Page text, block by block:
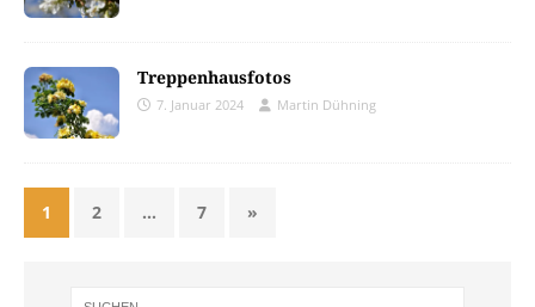
Treppenhausfotos
7. Januar 2024 Martin Dühning
1 2 … 7 »